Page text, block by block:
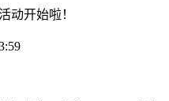
动开始啦！